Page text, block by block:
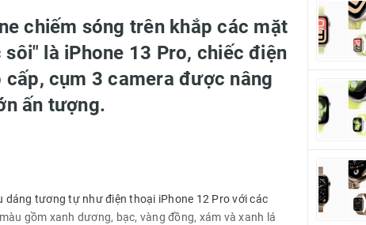
chiếm sóng trên khắp các mặt
là iPhone 13 Pro, chiếc điện
cụm 3 camera được nâng
ấn tượng.
dáng tương tự như điện thoại iPhone 12 Pro với các
gồm xanh dương, bạc, vàng đồng, xám và xanh lá